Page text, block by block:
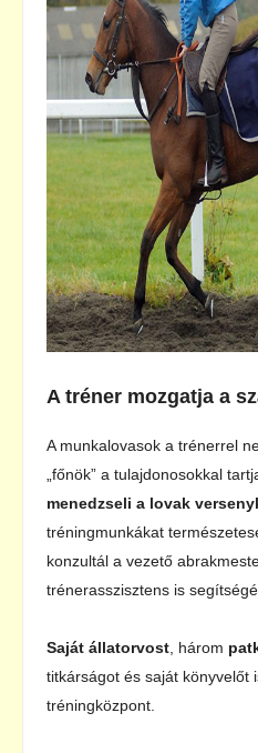
A tréner mozgatja a
A munkalovasok a trénerrel
„főnök” a tulajdonosokkal
menedzseli a lovak
tréningmunkákat
konzultál a vezető
trénerasszisztens is
Saját állatorvost , három
titkárságot és saját könyvelőt
tréningközpont.